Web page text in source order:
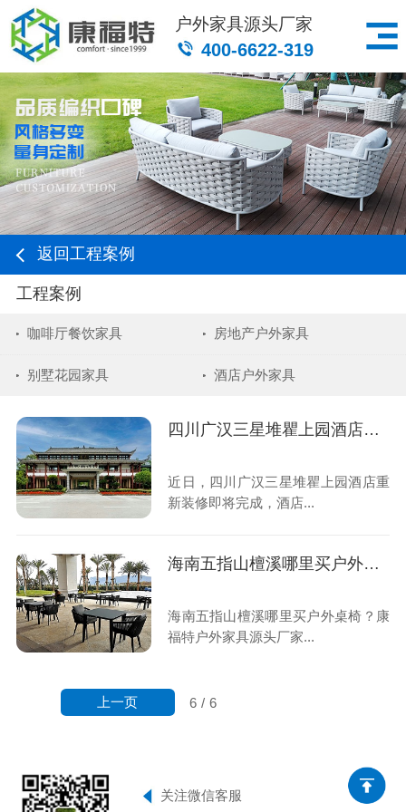
户外家具源头厂家
400-6622-319
返回工程案例
工程案例
咖啡厅餐饮家具 房地产户外家具
别墅花园家具 酒店户外家具
四川广汉三星堆瞿上园酒店户外家具项目
近日，四川广汉三星堆瞿上园酒店重
新装修即将完成，酒店...
海南五指山檀溪哪里买户外桌椅？康福特户外家具告诉你
海南五指山檀溪哪里买户外桌椅？康
福特户外家具源头厂家...
6 / 6
上一页
关注微信客服